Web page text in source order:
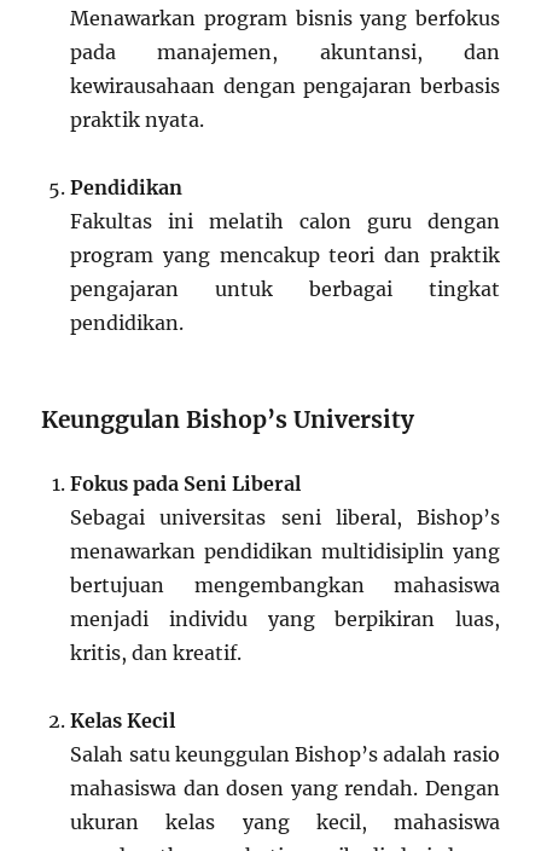
Menawarkan program bisnis yang berfokus
pada manajemen, akuntansi, dan
kewirausahaan dengan pengajaran berbasis
praktik nyata.
Pendidikan
Fakultas ini melatih calon guru dengan
program yang mencakup teori dan praktik
pengajaran untuk berbagai tingkat
pendidikan.
Keunggulan Bishop’s University
Fokus pada Seni Liberal
Sebagai universitas seni liberal, Bishop’s
menawarkan pendidikan multidisiplin yang
bertujuan mengembangkan mahasiswa
menjadi individu yang berpikiran luas,
kritis, dan kreatif.
Kelas Kecil
Salah satu keunggulan Bishop’s adalah rasio
mahasiswa dan dosen yang rendah. Dengan
ukuran kelas yang kecil, mahasiswa